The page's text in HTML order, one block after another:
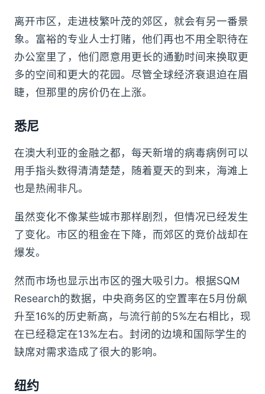
离开市区，走进枝繁叶茂的郊区，就会有另一番景
象。富裕的专业人士打赌，他们再也不用全职待在
办公室里了，他们愿意用更长的通勤时间来换取更
多的空间和更大的花园。尽管全球经济衰退迫在眉
睫，但那里的房价仍在上涨。
悉尼
在澳大利亚的金融之都，每天新增的病毒病例可以
用手指头数得清清楚楚，随着夏天的到来，海滩上
也是热闹非凡。
虽然变化不像某些城市那样剧烈，但情况已经发生
了变化。市区的租金在下降，而郊区的竞价战却在
爆发。
然而市场也显示出市区的强大吸引力。根据SQM
Research的数据，中央商务区的空置率在5月份飙
升至16%的历史新高，与流行前的5%左右相比，现
在已经稳定在13%左右。封闭的边境和国际学生的
缺席对需求造成了很大的影响。
纽约